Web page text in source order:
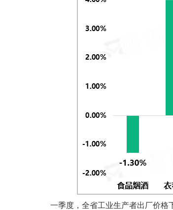
一季度，全省工业生产者出厂价格